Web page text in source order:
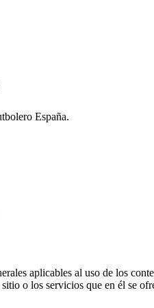
España.
aplicables al uso de los
o los servicios que en él se